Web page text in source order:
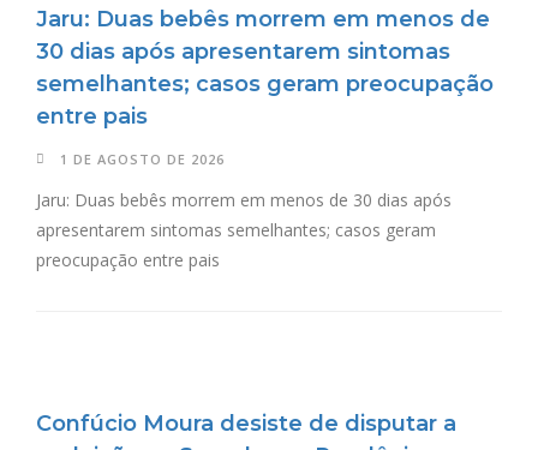
Jaru: Duas bebês morrem em menos de
30 dias após apresentarem sintomas
semelhantes; casos geram preocupação
entre pais
1 DE AGOSTO DE 2026
Jaru: Duas bebês morrem em menos de 30 dias após
apresentarem sintomas semelhantes; casos geram
preocupação entre pais
Confúcio Moura desiste de disputar a